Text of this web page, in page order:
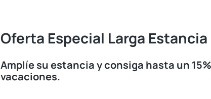
Oferta Especial Larga Estancia
Amplíe su estancia y consiga hasta un
vacaciones.